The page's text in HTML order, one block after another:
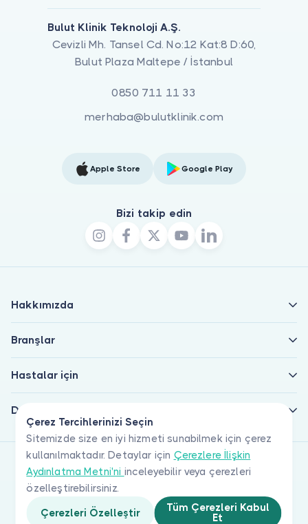
Çerez Tercihlerinizi Seçin
Sitemizde size en iyi hizmeti sunabilmek için çerez
kullanılmaktadır. Detaylar için Çerezlere İlişkin
Aydınlatma Metni'ni inceleyebilir veya çerezleri
özelleştirebilirsiniz.
Çerezleri Özelleştir
Tüm Çerezleri Kabul
Et
Bulut Klinik Teknoloji A.Ş.
Cevizli Mh. Tansel Cd. No:12 Kat:8 D:60,
Bulut Plaza Maltepe / İstanbul
0850 711 11 33
merhaba@bulutklinik.com
Apple Store Google Play
Bizi takip edin
Hakkımızda
Branşlar
Hastalar için
Doktorlar için